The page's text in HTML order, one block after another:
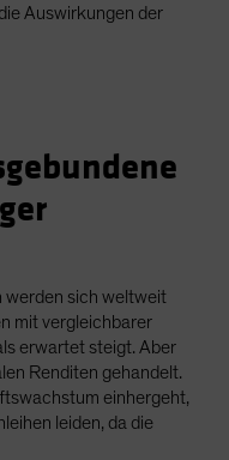
Auswirkungen der
werden sich weltweit
mit vergleichbarer
erwartet steigt. Aber
Renditen gehandelt.
einhergeht,
leiden, da die